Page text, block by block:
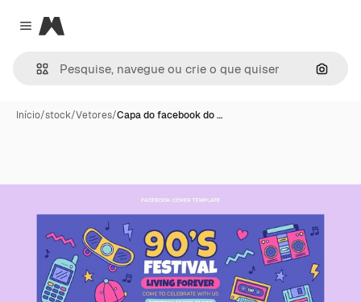
Close menu
Magnific
Início/stock/Vetores/Capa do facebook do …